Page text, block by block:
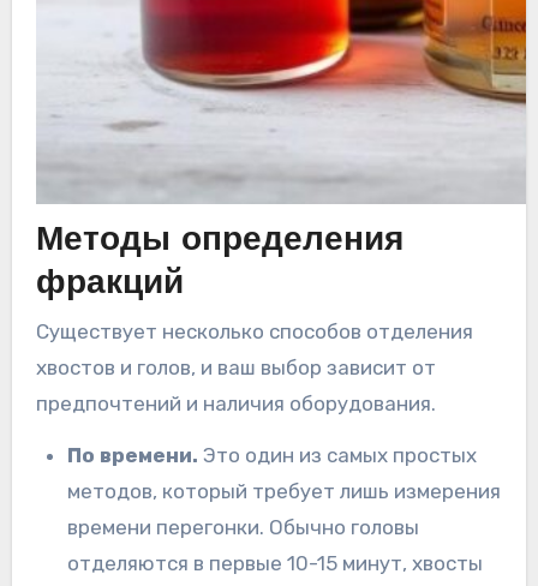
Методы определения
фракций
Существует несколько способов отделения
хвостов и голов, и ваш выбор зависит от
предпочтений и наличия оборудования.
По времени. Это один из самых простых
методов, который требует лишь измерения
времени перегонки. Обычно головы
отделяются в первые 10-15 минут, хвосты